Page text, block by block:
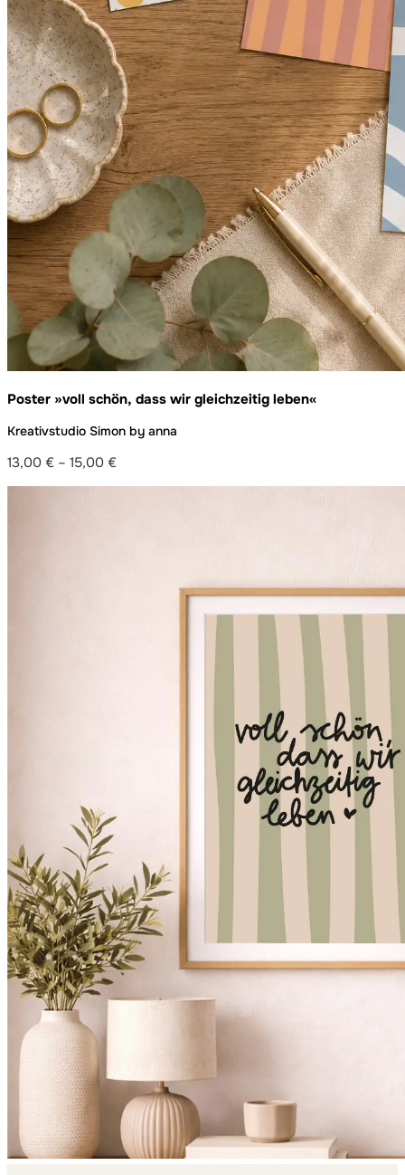
Poster »voll schön, dass wir gleichzeitig leben«
Kreativstudio Simon by anna
13,00 € – 15,00 €